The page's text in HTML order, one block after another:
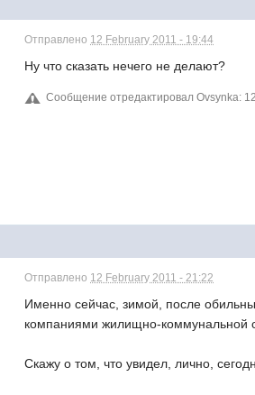
Отправлено 12 February 2011 - 19:44
Ну что сказать нечего не делают?
Сообщение отредактировал Ovsynka:
Отправлено 12 February 2011 - 21:22
Именно сейчас, зимой, после
компаниями жилищно-коммунальной
Скажу о том, что увидел, лично,